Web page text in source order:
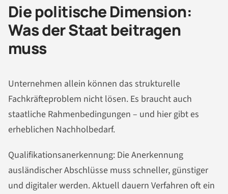
Die politische Dimension:
Was der Staat beitragen
muss
Unternehmen allein können das strukturelle
Fachkräfteproblem nicht lösen. Es braucht auch
staatliche Rahmenbedingungen – und hier gibt es
erheblichen Nachholbedarf.
Qualifikationsanerkennung: Die Anerkennung
ausländischer Abschlüsse muss schneller, günstiger
und digitaler werden. Aktuell dauern Verfahren oft ein